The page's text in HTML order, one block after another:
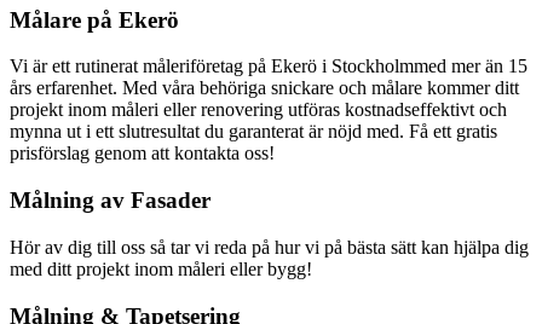
Målare på Ekerö
Vi är ett rutinerat måleriföretag på Ekerö i Stockholmmed mer än 15
års erfarenhet. Med våra behöriga snickare och målare kommer ditt
projekt inom måleri eller renovering utföras kostnadseffektivt och
mynna ut i ett slutresultat du garanterat är nöjd med. Få ett gratis
prisförslag genom att kontakta oss!
Målning av Fasader
Hör av dig till oss så tar vi reda på hur vi på bästa sätt kan hjälpa dig
med ditt projekt inom måleri eller bygg!
Målning & Tapetsering